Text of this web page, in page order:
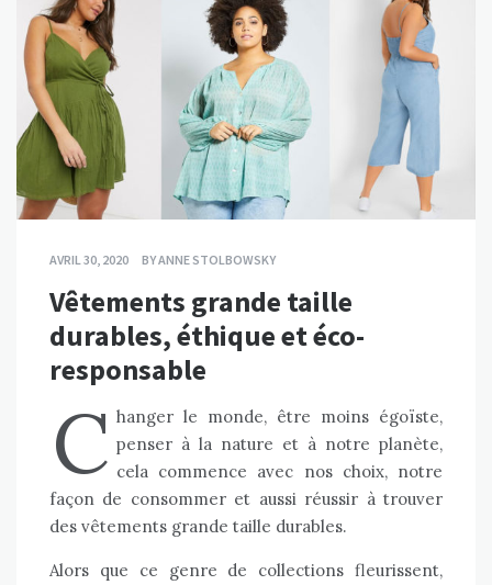
AVRIL 30, 2020 BYANNE STOLBOWSKY
Vêtements grande taille
durables, éthique et éco-
responsable
C hanger le monde, être moins égoïste,
penser à la nature et à notre planète,
cela commence avec nos choix, notre
façon de consommer et aussi réussir à trouver
des vêtements grande taille durables.
Alors que ce genre de collections fleurissent,